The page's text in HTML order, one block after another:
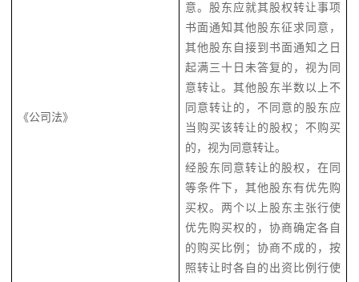
《公司法》
意。股东应就其股权转让事项
书面通知其他股东征求同意，
其他股东自接到书面通知之日
起满三十日未答复的，视为同
意转让。其他股东半数以上不
同意转让的，不同意的股东应
当购买该转让的股权；不购买
的，视为同意转让。
经股东同意转让的股权，在同
等条件下，其他股东有优先购
买权。两个以上股东主张行使
优先购买权的，协商确定各自
的购买比例；协商不成的，按
照转让时各自的出资比例行使